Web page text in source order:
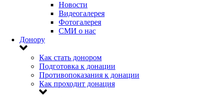
Новости
Видеогалерея
Фотогалерея
СМИ о нас
Донору
Как стать донором
Подготовка к донации
Противопоказания к донации
Как проходит донация